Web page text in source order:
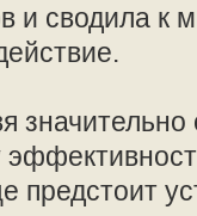
и сводила к
значительно
предстоит